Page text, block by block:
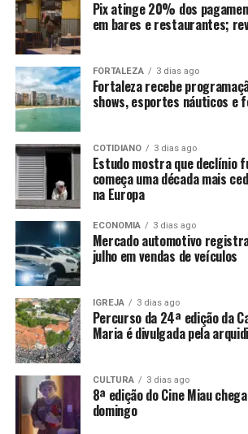
Pix atinge 20% dos
em bares e restaurantes;
FORTALEZA 3 dias ago
Fortaleza recebe
shows, esportes náuticos e
COTIDIANO 3 dias ago
Estudo mostra que declínio
começa uma década mais
na Europa
ECONOMIA 3 dias ago
Mercado automotivo
julho em vendas de veículos
IGREJA 3 dias ago
Percurso da 24ª edição da
Maria é divulgada pela
CULTURA 3 dias ago
8ª edição do Cine Miau
domingo